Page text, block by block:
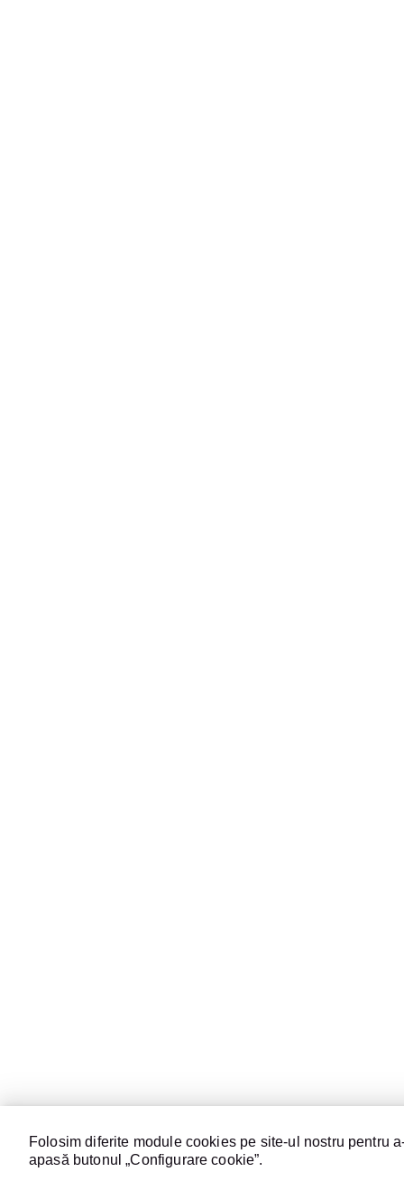
Folosim diferite module cookies pe site-ul nostru pentru
apasă butonul „Configurare cookie”.